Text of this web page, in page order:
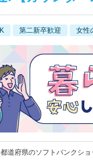
第二新卒歓迎 女性
都道府県のソフトバンクシ